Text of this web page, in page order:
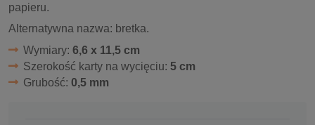
papieru.
Alternatywna nazwa: bretka.
Wymiary: 6,6 x 11,5 cm
Szerokość karty na wycięciu: 5 cm
Grubość: 0,5 mm